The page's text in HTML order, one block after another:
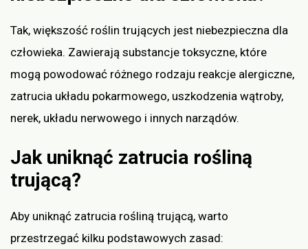
Tak, większość roślin trujących jest niebezpieczna dla
człowieka. Zawierają substancje toksyczne, które
mogą powodować różnego rodzaju reakcje alergiczne,
zatrucia układu pokarmowego, uszkodzenia wątroby,
nerek, układu nerwowego i innych narządów.
Jak uniknąć zatrucia rośliną
trującą?
Aby uniknąć zatrucia rośliną trującą, warto
przestrzegać kilku podstawowych zasad: